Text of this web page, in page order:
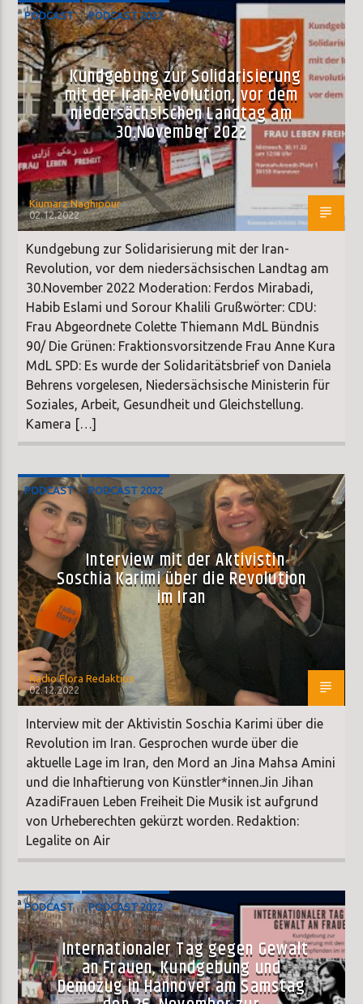
PODCAST PODCAST 2022
Kundgebung zur Solidarisierung
mit der Iran-Revolution, vor dem
niedersächsischen Landtag am
30.November 2022
Kiumarz Naghipour
02.12.2022
Kundgebung zur Solidarisierung mit der Iran-
Revolution, vor dem niedersächsischen Landtag am
30.November 2022 Moderation: Ferdos Mirabadi,
Habib Eslami und Sorour Khalili Grußwörter: CDU:
Frau Abgeordnete Colette Thiemann MdL Bündnis
90/ Die Grünen: Fraktionsvorsitzende Frau Anne Kura
MdL SPD: Es wurde der Solidaritätsbrief von Daniela
Behrens vorgelesen, Niedersächsische Ministerin für
Soziales, Arbeit, Gesundheit und Gleichstellung.
Kamera […]
PODCAST PODCAST 2022
Interview mit der Aktivistin
Soschia Karimi über die Revolution
im Iran
Radio Flora Redaktion
02.12.2022
Interview mit der Aktivistin Soschia Karimi über die
Revolution im Iran. Gesprochen wurde über die
aktuelle Lage im Iran, den Mord an Jina Mahsa Amini
und die Inhaftierung von Künstler*innen.Jin Jihan
AzadiFrauen Leben Freiheit Die Musik ist aufgrund
von Urheberechten gekürzt worden. Redaktion:
Legalite on Air
PODCAST PODCAST 2022
Internationaler Tag gegen Gewalt
an Frauen, Kundgebung und
Demozug in Hannover am Samstag